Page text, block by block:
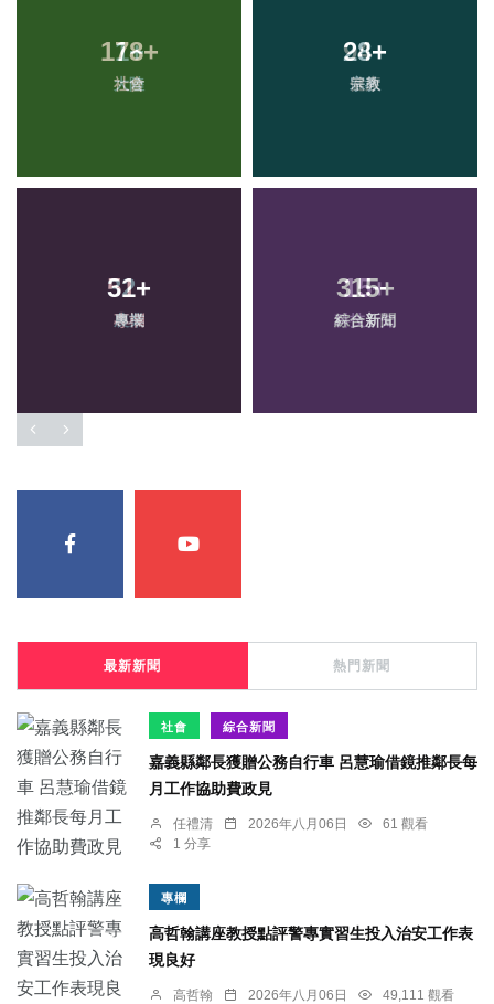
178+
社會
28+
宗教
51+
專欄
315+
綜合新聞
1+
大陸
94+
健康
32+
農業
15+
科技新知
最新新聞 熱門新聞
社會 綜合新聞
嘉義縣鄰長獲贈公務自行車 呂慧瑜借鏡推鄰長每
月工作協助費政見
任禮清 2026年八月06日
61 觀看
1 分享
專欄
高哲翰講座教授點評警專實習生投入治安工作表
現良好
高哲翰 2026年八月06日
49,111 觀看